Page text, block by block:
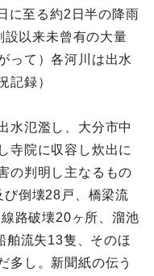
に至る約2日半の降雨
以来未曾有の大量
って）各河川は出水
記録）
水氾濫し、大分市中
寺院に収容し炊出に
の判明し主なるもの
倒壊28戸、橋梁流
路破壊20ヶ所、溜池
舶流失13隻、そのほ
多し。新聞紙の伝う